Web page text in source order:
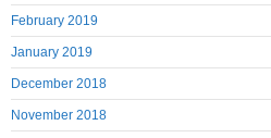
February 2019
January 2019
December 2018
November 2018